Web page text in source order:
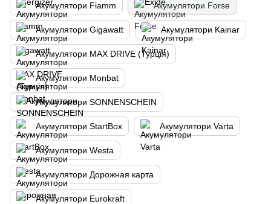
Акумулятори Fiamm Акумулятори Forse
Акумулятори Gigawatt Акумулятори Kainar
Акумулятори MAX DRIVE (Турція)
Акумулятори Monbat
Акумулятори SONNENSCHEIN
Акумулятори StartBox Акумулятори Varta
Акумулятори Westa
Акумулятори Дорожная карта
Акумулятори Eurokraft